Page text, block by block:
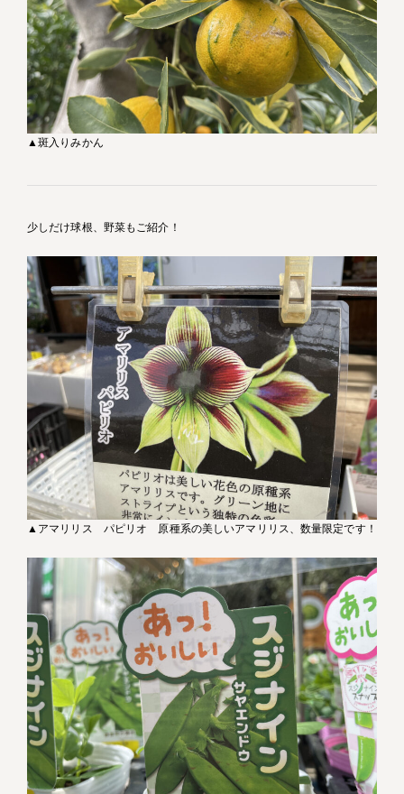
▲斑入りみかん
少しだけ球根、野菜もご紹介！
▲アマリリス パピリオ 原種系の美しいアマリリス、数量限定です！